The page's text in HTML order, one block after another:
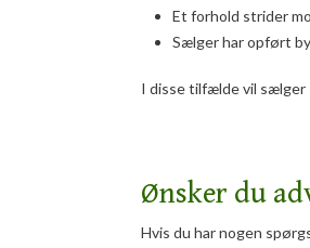
Et forhold strider
Sælger har opført
I disse tilfælde vil sælger
Ønsker du
Hvis du har nogen